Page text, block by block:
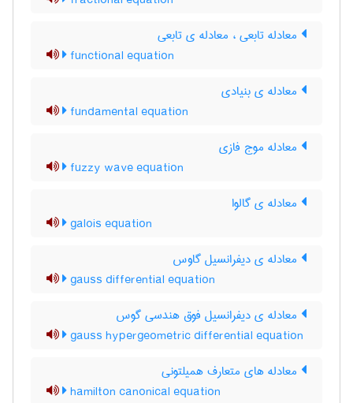
معادله تابعی ، معادله ی تابعی
functional equation
معادله ی بنیادی
fundamental equation
معادله موج فازی
fuzzy wave equation
معادله ی گالوا
galois equation
معادله ی دیفرانسیل گاوس
gauss differential equation
معادله ی دیفرانسیل فوق هندسی گوس
gauss hypergeometric differential equation
معادله های متعارف همیلتونی
hamilton canonical equation